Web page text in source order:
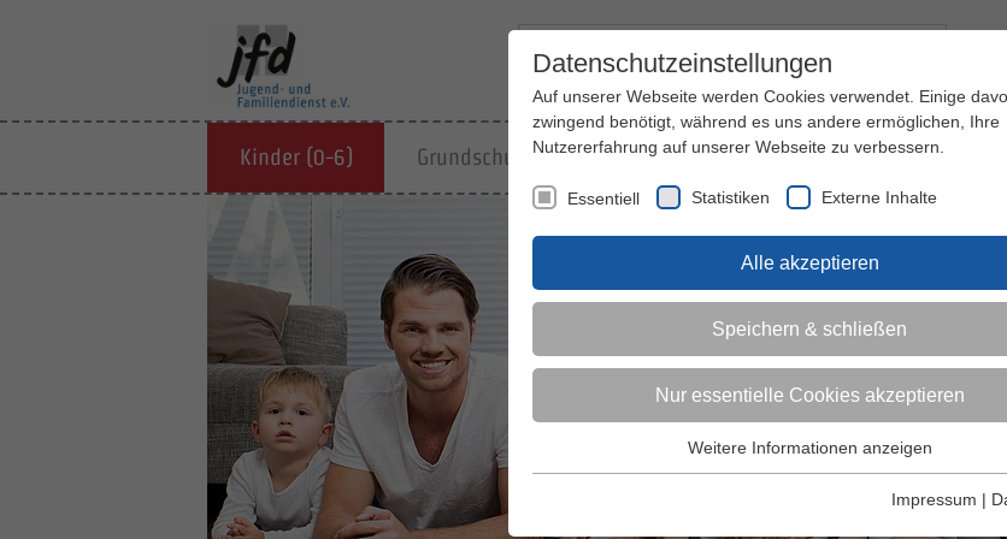
Kinder (0-6) Grundschulkinder Jugendliche Erwachsene
Datenschutzeinstellungen
Auf unserer Webseite werden Cookies verwendet. Einige
zwingend benötigt, während es uns andere ermöglichen, Ihre
Nutzererfahrung auf unserer Webseite zu verbessern.
Essentiell Statistiken Externe Inhalte
Alle akzeptieren
Speichern & schließen
Nur essentielle Cookies akzeptieren
Essentielle Cookies werden für grundlegende Funktionen
Weitere Informationen anzeigen
Impressum |